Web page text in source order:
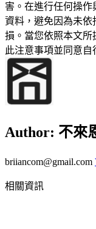
害。在進行任何操
資料，避免因為未依
損。當您依照本文所
此注意事項並同意自
Author: 不來
briiancom@gmail.com
相關資訊